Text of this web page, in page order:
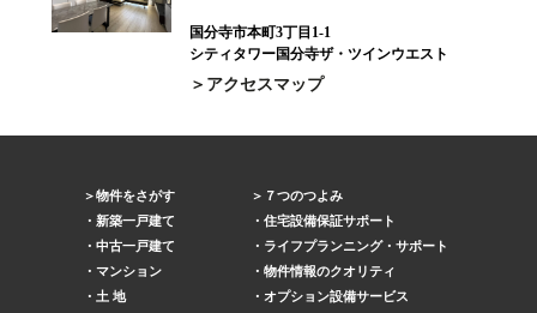
国分寺市本町3丁目1-1
シティタワー国分寺ザ・ツインウエスト
アクセスマップ
物件をさがす
新築一戸建て
中古一戸建て
マンション
土 地
７つのつよみ
住宅設備保証サポート
ライフプランニング・サポート
物件情報のクオリティ
オプション設備サービス